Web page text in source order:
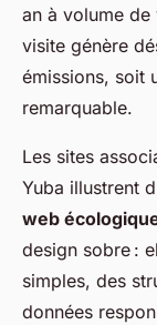
an à volume de
visite génère
émissions, soit
remarquable.
Les sites
Yuba illustrent
web
design sobre :
simples, des
données